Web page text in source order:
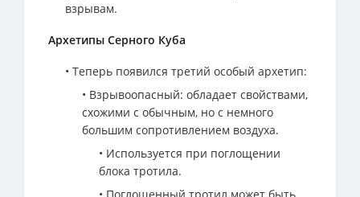
взрывам.
Архетипы Серного Куба
• Теперь появился третий особый архетип:
• Взрывоопасный: обладает свойствами,
схожими с обычным, но с немного
большим сопротивлением воздуха.
• Используется при поглощении
блока тротила.